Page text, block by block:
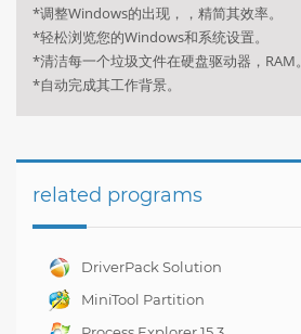
*调整Windows的出现，，精简其效率。
*轻松浏览您的Windows和系统设置。
*清洁每一个垃圾文件在硬盘驱动器，RAM。
*自动完成其工作背景。
related programs
DriverPack Solution
Best CD for
MiniTool Partition
Wizard Home Edition